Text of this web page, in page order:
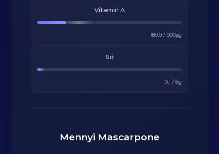
Vitamin A
180.0/ 900μg
Só
0.1 / 6g
Mennyi Mascarpone